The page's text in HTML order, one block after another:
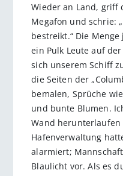
Wieder an Land, griff
Megafon und schrie:
bestreikt.“ Die
ein Pulk Leute auf
sich unserem Schiff
die Seiten der
bemalen, Sprüche
und bunte Blumen.
Wand herunterlaufen
Hafenverwaltung
alarmiert;
Blaulicht vor. Als es